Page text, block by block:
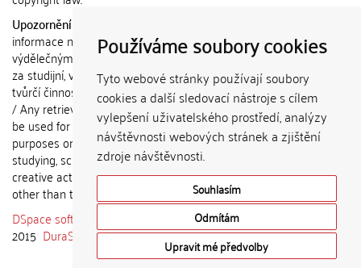
Používáme soubory cookies
Tyto webové stránky používají soubory
cookies a další sledovací nástroje s cílem
vylepšení uživatelského prostředí, analýzy
návštěvnosti webových stránek a zjištění
zdroje návštěvnosti.
Souhlasím
Odmítám
Upravit mé předvolby
Upozornění / Notice:
informace nemohou být použity k
výdělečným účelům nebo vydávány
za studijní, vědeckou nebo jinou
tvůrčí činnost jiné osoby než autora.
/ Any retrieved information shall not
be used for any commercial
purposes or claimed as results of
studying, scientific or any other
creative activities of any person
other than the author.
DSpace software
copyright © 2002-
2015 DuraSpace